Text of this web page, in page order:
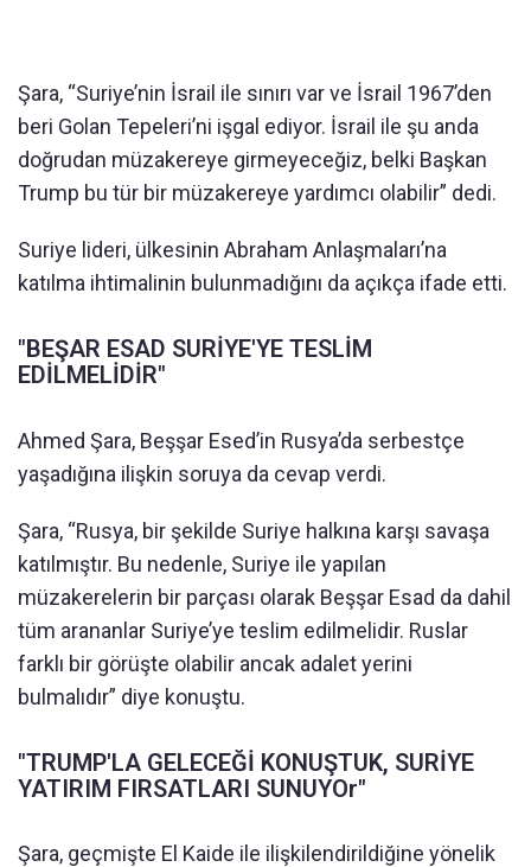
Şara, “Suriye’nin İsrail ile sınırı var ve İsrail 1967’den
beri Golan Tepeleri’ni işgal ediyor. İsrail ile şu anda
doğrudan müzakereye girmeyeceğiz, belki Başkan
Trump bu tür bir müzakereye yardımcı olabilir” dedi.
Suriye lideri, ülkesinin Abraham Anlaşmaları’na
katılma ihtimalinin bulunmadığını da açıkça ifade etti.
"BEŞAR ESAD SURİYE'YE TESLİM
EDİLMELİDİR"
Ahmed Şara, Beşşar Esed’in Rusya’da serbestçe
yaşadığına ilişkin soruya da cevap verdi.
Şara, “Rusya, bir şekilde Suriye halkına karşı savaşa
katılmıştır. Bu nedenle, Suriye ile yapılan
müzakerelerin bir parçası olarak Beşşar Esad da dahil
tüm arananlar Suriye’ye teslim edilmelidir. Ruslar
farklı bir görüşte olabilir ancak adalet yerini
bulmalıdır” diye konuştu.
"TRUMP'LA GELECEĞİ KONUŞTUK, SURİYE
YATIRIM FIRSATLARI SUNUYOr"
Şara, geçmişte El Kaide ile ilişkilendirildiğine yönelik